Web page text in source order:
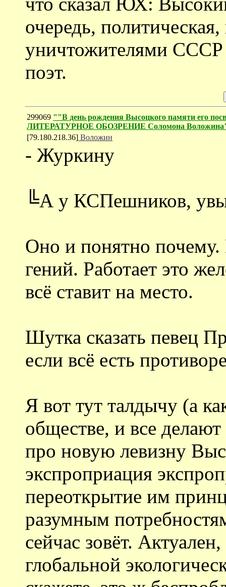
очередь,
уничтожителями
поэт.
299069 ""В день рождения Высоцкого памяти его
ЛИТЕРАТУРНОЕ ОБОЗРЕНИЕ Соломона
[79.180.218.36] Воложин
- Журкину
╚А у КСПешников,
Оно и понятно
гений. Работает это
всё ставит на место.
Шутка сказать певец
если всё есть
Я вот тут талдычу (а
обществе, и все
про новую левизну
экспроприация
переоткрытие им
разумным
сейчас зовёт.
глобальной